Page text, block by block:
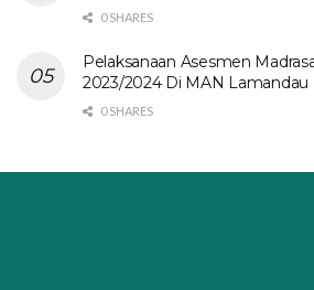
0 SHARES
Pelaksanaan Asesmen
2023/2024 Di MAN Lamandau
0 SHARES